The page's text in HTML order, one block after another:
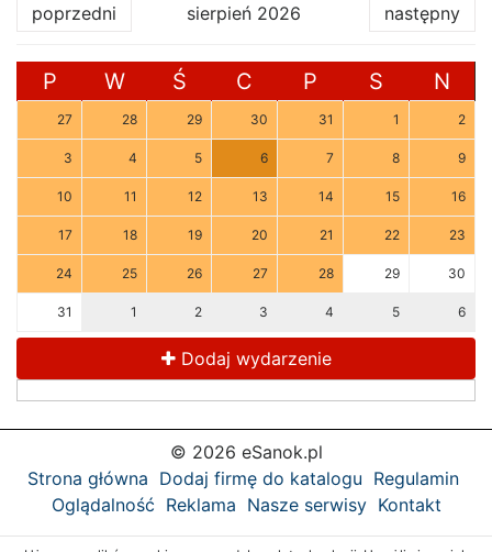
poprzedni sierpień 2026 następny
P W Ś C P S N
27 28 29 30 31 1 2
3 4 5 6 7 8 9
10 11 12 13 14 15 16
17 18 19 20 21 22 23
24 25 26 27 28 29 30
31 1 2 3 4 5 6
Dodaj wydarzenie
© 2026 eSanok.pl
Strona główna Dodaj firmę do katalogu Regulamin
Oglądalność Reklama Nasze serwisy Kontakt